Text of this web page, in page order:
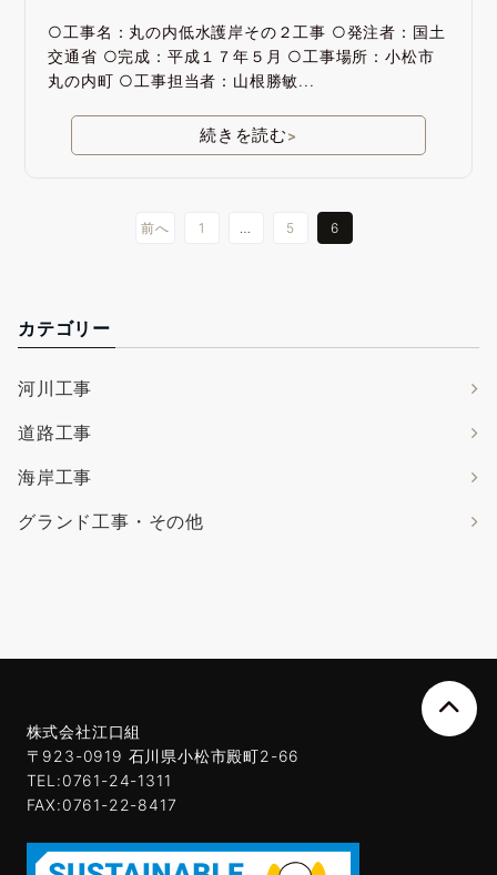
○工事名：丸の内低水護岸その２工事 ○発注者：国土
交通省 ○完成：平成１７年５月 ○工事場所：小松市
丸の内町 ○工事担当者：山根勝敏...
続きを読む >
前へ 1 … 5 6
カテゴリー
河川工事
道路工事
海岸工事
グランド工事・その他
株式会社江口組
〒923-0919 石川県小松市殿町2-66
TEL:0761-24-1311
FAX:0761-22-8417